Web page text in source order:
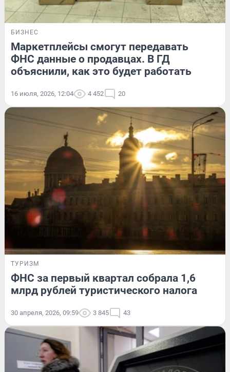
БИЗНЕС
Маркетплейсы смогут передавать
ФНС данные о продавцах. В ГД
объяснили, как это будет работать
16 июля, 2026, 12:04 4 452 20
ТУРИЗМ
ФНС за первый квартал собрала 1,6
млрд рублей туристического налога
30 апреля, 2026, 09:59 3 845 43